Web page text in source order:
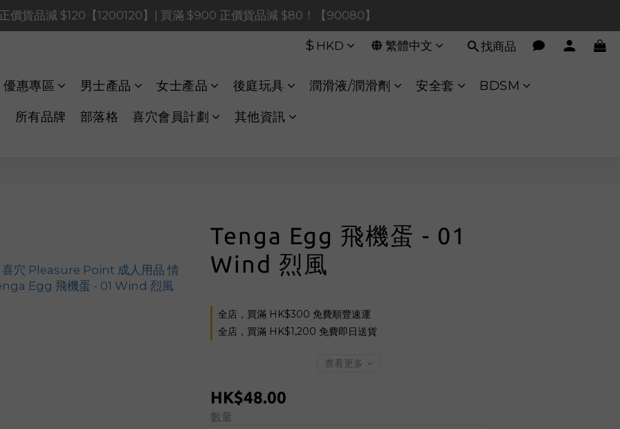
價貨品減 $120【1200120】| 買滿 $900 正價貨品減 $80！【90080】
價貨品減 $120【1200120】| 買滿 $900 正價貨品減 $80！【90080】
正價貨品減 $40【60040】| 買滿 $400 正價貨品減 $20【40020】
Payments FPS將於 2026 年 8 月 9 日（日）凌晨 01:00 至 11:00 暫停交易
價貨品減 $120【1200120】| 買滿 $900 正價貨品減 $80！【90080】
$ HKD 繁體中文 找商品
優惠專區 男士產品 女士產品 後庭玩具 潤滑液/潤滑劑 安全套 BDSM
所有品牌 部落格 喜穴會員計劃 其他資訊
Tenga Egg 飛機蛋 - 01
Wind 烈風
全店，買滿 HK$300 免費順豐速運
全店，買滿 HK$1,200 免費即日送貨
查看更多
HK$48.00
數量